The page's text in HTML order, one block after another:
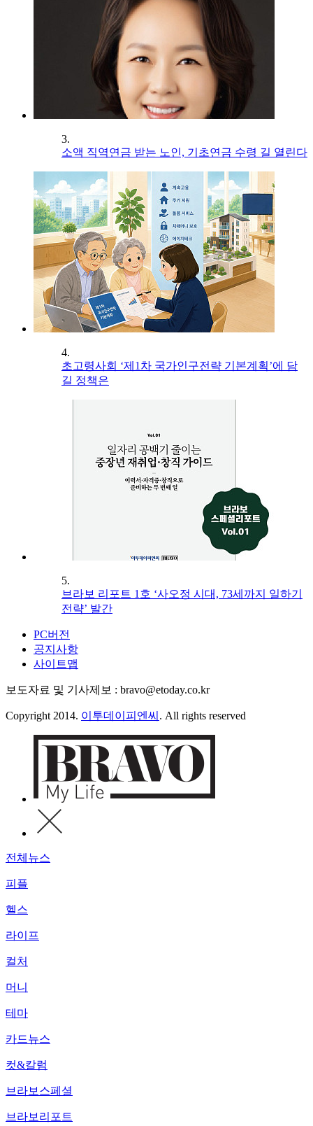
3.
소액 직역연금 받는 노인, 기초연금 수령 길 열린다
4.
초고령사회 ‘제1차 국가인구전략 기본계획’에 담
길 정책은
5.
브라보 리포트 1호 ‘사오정 시대, 73세까지 일하기
전략’ 발간
PC버전
공지사항
사이트맵
보도자료 및 기사제보 : bravo@etoday.co.kr
Copyright 2014. 이투데이피엔씨 . All rights reserved
전체뉴스
피플
헬스
라이프
컬처
머니
테마
카드뉴스
컷&칼럼
브라보스페셜
브라보리포트